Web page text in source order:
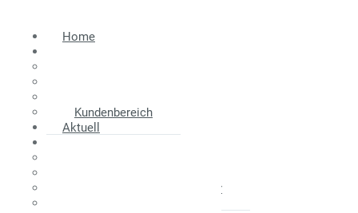
Home
Kundenbereich
Aktuell
Maklerprovision - Verkäufer